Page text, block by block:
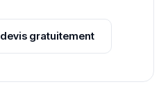
gratuitement